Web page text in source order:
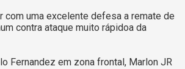
com uma excelente defesa a remate de
contra ataque muito rápidoa da
Fernandez em zona frontal, Marlon JR